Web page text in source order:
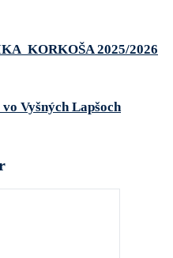
KORKOŠA 2025/2026
Vyšných Lapšoch